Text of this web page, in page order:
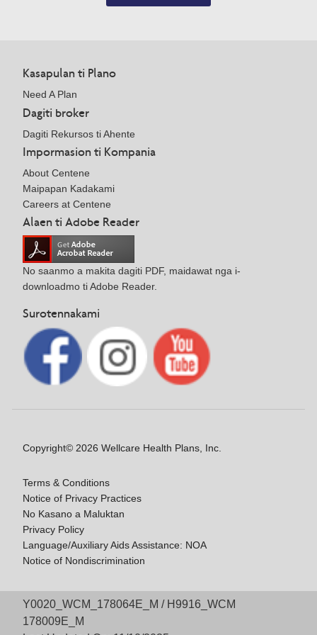
Kasapulan ti Plano
Need A Plan
Dagiti broker
Dagiti Rekursos ti Ahente
Impormasion ti Kompania
About Centene
Maipapan Kadakami
Careers at Centene
Alaen ti Adobe Reader
No saanmo a makita dagiti PDF, maidawat nga i-
downloadmo ti Adobe Reader.
Surotennakami
Copyright© 2026 Wellcare Health Plans, Inc.
Terms & Conditions
Notice of Privacy Practices
No Kasano a Maluktan
Privacy Policy
Language/Auxiliary Aids Assistance: NOA
Notice of Nondiscrimination
Y0020_WCM_178064E_M / H9916_WCM
178009E_M